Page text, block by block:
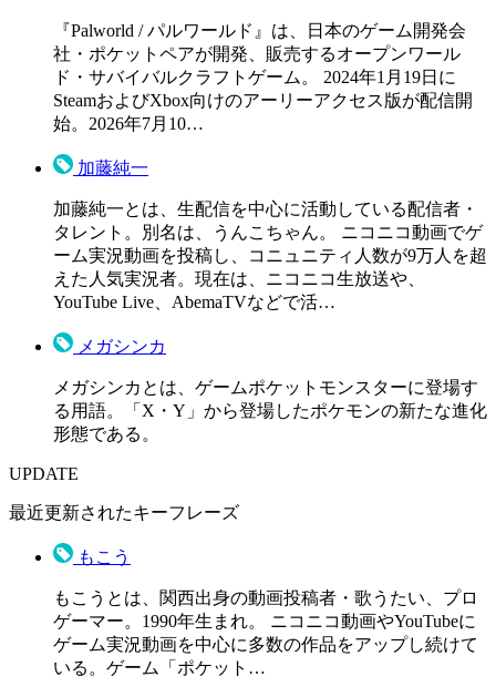
『Palworld / パルワールド』は、日本のゲーム開発会
社・ポケットペアが開発、販売するオープンワール
ド・サバイバルクラフトゲーム。 2024年1月19日に
SteamおよびXbox向けのアーリーアクセス版が配信開
始。2026年7月10…
加藤純一
加藤純一とは、生配信を中心に活動している配信者・
タレント。別名は、うんこちゃん。 ニコニコ動画でゲ
ーム実況動画を投稿し、コニュニティ人数が9万人を超
えた人気実況者。現在は、ニコニコ生放送や、
YouTube Live、AbemaTVなどで活…
メガシンカ
メガシンカとは、ゲームポケットモンスターに登場す
る用語。「X・Y」から登場したポケモンの新たな進化
形態である。
UPDATE
最近更新されたキーフレーズ
もこう
もこうとは、関西出身の動画投稿者・歌うたい、プロ
ゲーマー。1990年生まれ。 ニコニコ動画やYouTubeに
ゲーム実況動画を中心に多数の作品をアップし続けて
いる。ゲーム「ポケット…